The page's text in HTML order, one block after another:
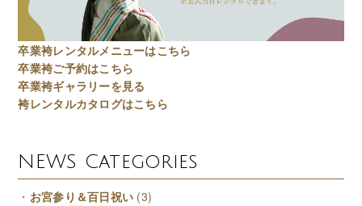
卒業袴レンタルメニューはこちら
卒業袴ご予約はこちら
卒業袴ギャラリーを見る
袴レンタルカタログはこちら
NEWS Categories
お宮参り＆百日祝い (3)